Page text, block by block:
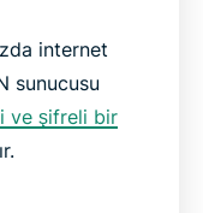
internet
sunucusu
ve şifreli bir